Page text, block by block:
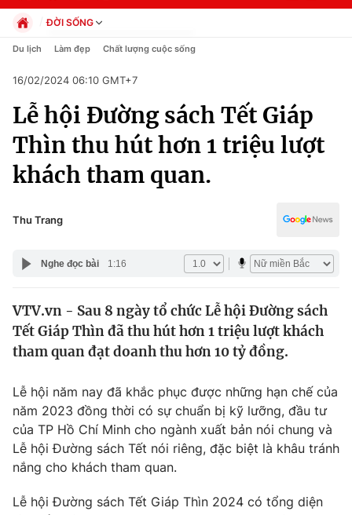
Chuyên mục
Chính trị
Xã hội
Pháp luật
Y tế
Thế giới
Tin tức
Câu chuyện quốc tế
Kinh tế
Tài chính
Thị trường
Góc doanh nghiệp
Dữ liệu và đời sống
Truyền hình
Giải trí
ĐỜI SỐNG
Chính trị
Pháp luật
Kinh tế
Thể thao
Truyền hình
Văn hóa - Giải trí
Công nghệ
Du lịch Làm đẹp Chất lượng cuộc sống
16/02/2024 06:10 GMT+7
Lễ hội Đường sách Tết Giáp
Thìn thu hút hơn 1 triệu lượt
khách tham quan.
Thu Trang
Nghe đọc bài 1:16
VTV.vn - Sau 8 ngày tổ chức Lễ hội Đường sách
Tết Giáp Thìn đã thu hút hơn 1 triệu lượt khách
tham quan đạt doanh thu hơn 10 tỷ đồng.
Lễ hội năm nay đã khắc phục được những hạn chế của
năm 2023 đồng thời có sự chuẩn bị kỹ lưỡng, đầu tư
của TP Hồ Chí Minh cho ngành xuất bản nói chung và
Lễ hội Đường sách Tết nói riêng, đặc biệt là khâu tránh
nắng cho khách tham quan.
Lễ hội Đường sách Tết Giáp Thìn 2024 có tổng diện